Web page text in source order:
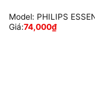
Model: PHILIPS
Giá:74,000₫